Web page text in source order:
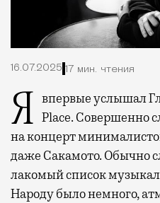
16.07.2025 17 мин. чтения
Я впервые услышал Глеба Андрианова в Yauza Place. Совершенно
на концерт
даже Сакамото. Обычно
лакомый список
Народу было немного,